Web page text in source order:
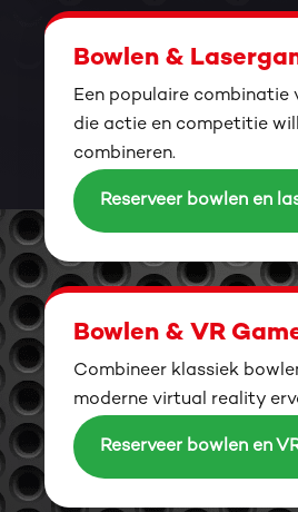
Bowlen &
Een populaire combinatie
die actie en competitie
combineren.
Reserveer bowlen en
Bowlen & VR
Combineer klassiek
moderne virtual reality
Reserveer bowlen en